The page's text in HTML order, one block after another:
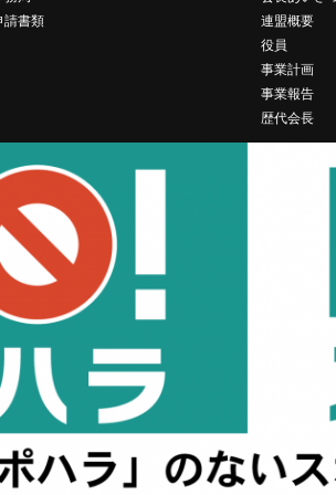
請書類
連盟概要
役員
事業計画
事業報告
歴代会長